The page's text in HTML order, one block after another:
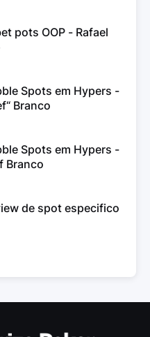
pots OOP - Rafael
Spots em Hypers -
Branco
Spots em Hypers -
Branco
de spot especifico